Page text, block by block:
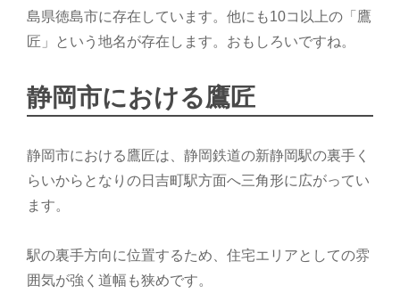
島県徳島市に存在しています。他にも10コ以上の「鷹
匠」という地名が存在します。おもしろいですね。
静岡市における鷹匠
静岡市における鷹匠は、静岡鉄道の新静岡駅の裏手く
らいからとなりの日吉町駅方面へ三角形に広がってい
ます。
駅の裏手方向に位置するため、住宅エリアとしての雰
囲気が強く道幅も狭めです。